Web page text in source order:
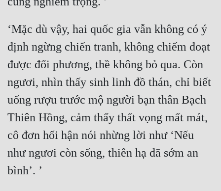
‘Mặc dù vậy, hai quốc gia vẫn không có ý
định ngừng chiến tranh, không chiếm đoạt
được đối phương, thề không bỏ qua. Còn
ngươi, nhìn thấy sinh linh đồ thán, chỉ biết
uống rượu trước mộ người bạn thân Bạch
Thiên Hồng, cảm thấy thất vọng mất mát,
cô đơn hối hận nói nhừng lời như ‘Nếu
như ngươi còn sống, thiên hạ đã sớm an